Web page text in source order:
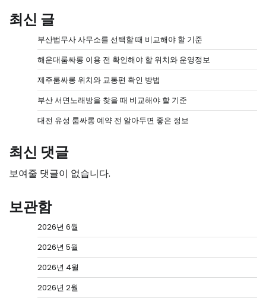
최신 글
부산법무사 사무소를 선택할 때 비교해야 할 기준
해운대룸싸롱 이용 전 확인해야 할 위치와 운영정보
제주룸싸롱 위치와 교통편 확인 방법
부산 서면노래방을 찾을 때 비교해야 할 기준
대전 유성 룸싸롱 예약 전 알아두면 좋은 정보
최신 댓글
보여줄 댓글이 없습니다.
보관함
2026년 6월
2026년 5월
2026년 4월
2026년 2월